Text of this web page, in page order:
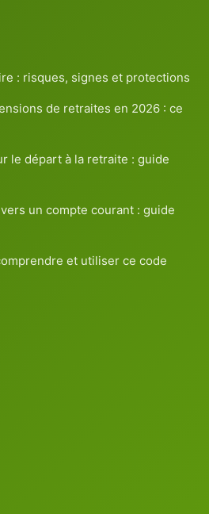
: risques, signes et protections
de retraites en 2026 : ce
le départ à la retraite : guide
un compte courant : guide
et utiliser ce code